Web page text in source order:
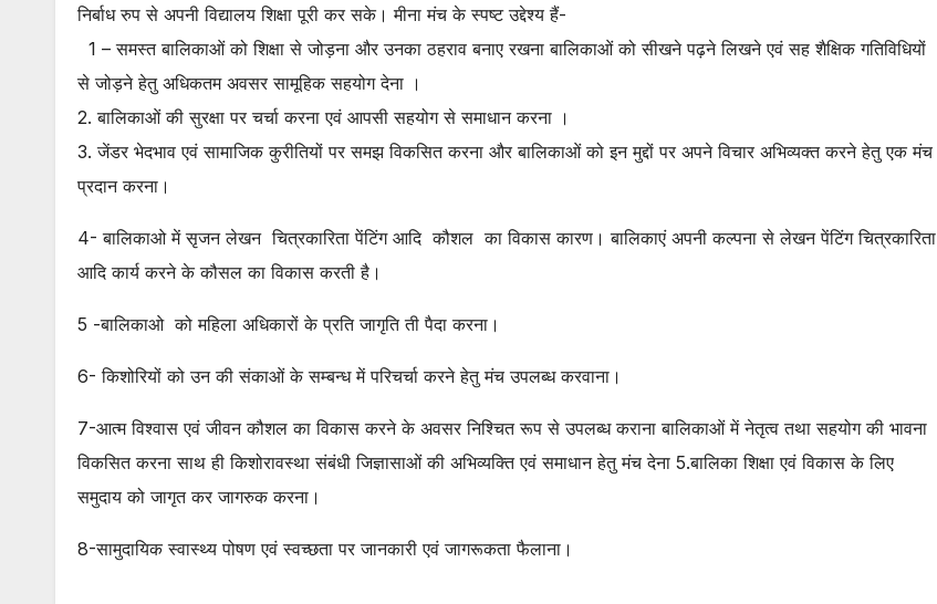
निर्बाध रुप से अपनी विद्यालय शिक्षा पूरी कर सके। मीना मंच के स्पष्ट उद्देश्य हैं-
1 – समस्त बालिकाओं को शिक्षा से जोड़ना और उनका ठहराव बनाए रखना बालिकाओं को सीखने पढ़ने लिखने एवं सह शैक्षिक गतिविधियों
से जोड़ने हेतु अधिकतम अवसर सामूहिक सहयोग देना ।
2. बालिकाओं की सुरक्षा पर चर्चा करना एवं आपसी सहयोग से समाधान करना ।
3. जेंडर भेदभाव एवं सामाजिक कुरीतियों पर समझ विकसित करना और बालिकाओं को इन मुद्दों पर अपने विचार अभिव्यक्त करने हेतु एक मंच
प्रदान करना।
4- बालिकाओ में सृजन लेखन चित्रकारिता पेंटिंग आदि कौशल का विकास कारण। बालिकाएं अपनी कल्पना से लेखन पेंटिंग चित्रकारिता
आदि कार्य करने के कौसल का विकास करती है।
5 -बालिकाओ को महिला अधिकारों के प्रति जागृति ती पैदा करना।
6- किशोरियों को उन की संकाओं के सम्बन्ध में परिचर्चा करने हेतु मंच उपलब्ध करवाना।
7-आत्म विश्वास एवं जीवन कौशल का विकास करने के अवसर निश्चित रूप से उपलब्ध कराना बालिकाओं में नेतृत्व तथा सहयोग की भावना
विकसित करना साथ ही किशोरावस्था संबंधी जिज्ञासाओं की अभिव्यक्ति एवं समाधान हेतु मंच देना 5.बालिका शिक्षा एवं विकास के लिए
समुदाय को जागृत कर जागरुक करना।
8-सामुदायिक स्वास्थ्य पोषण एवं स्वच्छता पर जानकारी एवं जागरूकता फैलाना।